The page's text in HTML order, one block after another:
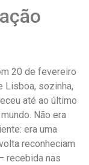
20 de fevereiro
Lisboa, sozinha,
até ao último
Não era
era uma
reconheciam
recebida nas